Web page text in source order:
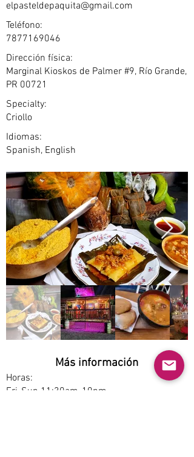
elpasteldepaquita@gmail.com
Teléfono:
7877169046
Dirección física:
Marginal Kioskos de Palmer #9, Río Grande,
PR 00721
Specialty:
Criollo
Idiomas:
Spanish, English
Más información
Horas:
Fri-Sun 11:30am-10pm